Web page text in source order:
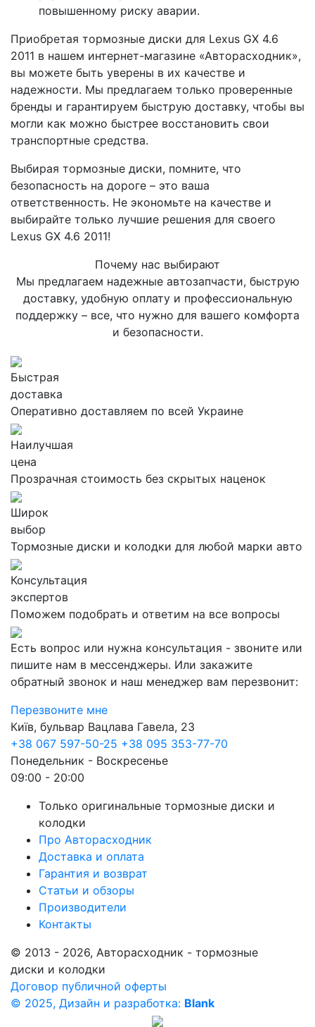
повышенному риску аварии.
Приобретая тормозные диски для Lexus GX 4.6
2011 в нашем интернет-магазине «Авторасходник»,
вы можете быть уверены в их качестве и
надежности. Мы предлагаем только проверенные
бренды и гарантируем быструю доставку, чтобы вы
могли как можно быстрее восстановить свои
транспортные средства.
Выбирая тормозные диски, помните, что
безопасность на дороге – это ваша
ответственность. Не экономьте на качестве и
выбирайте только лучшие решения для своего
Lexus GX 4.6 2011!
Почему нас выбирают
Мы предлагаем надежные автозапчасти, быструю
доставку, удобную оплату и профессиональную
поддержку – все, что нужно для вашего комфорта
и безопасности.
Быстрая
доставка
Оперативно доставляем по всей Украине
Наилучшая
цена
Прозрачная стоимость без скрытых наценок
Широк
выбор
Тормозные диски и колодки для любой марки авто
Консультация
экспертов
Поможем подобрать и ответим на все вопросы
Есть вопрос или нужна консультация - звоните или
пишите нам в мессенджеры. Или закажите
обратный звонок и наш менеджер вам перезвонит:
Перезвоните мне
Київ, бульвар Вацлава Гавела, 23
+38 067 597-50-25 +38 095 353-77-70
Понедельник - Воскресенье
09:00 - 20:00
Только оригинальные тормозные диски и
колодки
Про Авторасходник
Доставка и оплата
Гарантия и возврат
Статьи и обзоры
Производители
Контакты
© 2013 - 2026, Авторасходник - тормозные
диски и колодки
Договор публичной оферты
© 2025, Дизайн и разработка: Blank